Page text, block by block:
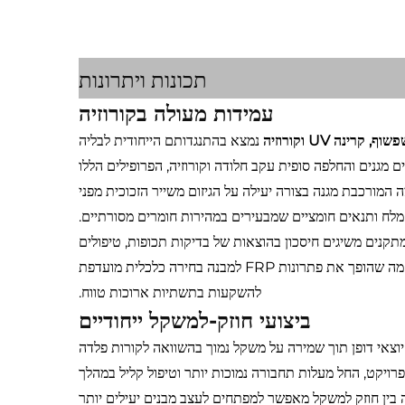
תכונות ויתרונות
עמידות מעולה בקורוזיה
נמצא בהתנגדותם הייחודית לבליה
מגנים והחלפה סופית עקב חלודה וקורוזיה, הפרופילים הללו
מגנה בצורה יעילה על הגיזום משייר הזכוכית מפני
מלח ותנאים חומציים שמבעירים במהירות חומרים מסורתיים.
משיגים חיסכון בהוצאות של בדיקות תכופות, טיפולים
שטحيים והחלפה מוקדמת של רכיבים. התועלת הכספית מצטברת עם הזמן, מה שהופך את פתרונות FRP למבנה בחירה כלכלית מועדפת
להשקעות בתשתיות ארוכות טווח.
ביצועי חוזק-למשקל ייחודיים
דופן תוך שמירה על משקל נמוך בהשוואה לקורות פלדה
החל מעלות תחבורה נמוכות יותר וטיפול קליל במהלך
בין חוזק למשקל מאפשר למפתחים לעצב מבנים יעילים יותר